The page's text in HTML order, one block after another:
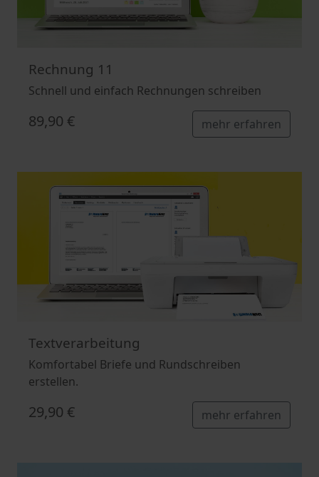
Rechnung 11
Schnell und einfach Rechnungen schreiben
89,90 € mehr erfahren
Textverarbeitung
Komfortabel Briefe und Rundschreiben
erstellen.
29,90 € mehr erfahren